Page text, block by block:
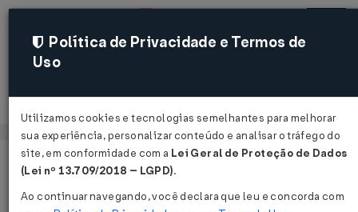
Acessar
Página Inicial
Notícias
documentação da Declaração de Regimes Específicos...
Política de Privacidade e Termos de
Uso
Utilizamos cookies e tecnologias semelhantes para melhorar
sua experiência, personalizar conteúdo e analisar o tráfego do
site, em conformidade com a Lei Geral de Proteção de Dados
(Lei nº 13.709/2018 – LGPD).
Ao continuar navegando, você declara que leu e concorda com